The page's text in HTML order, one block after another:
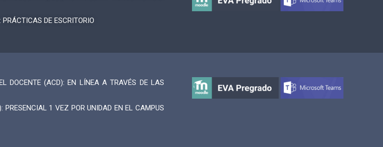
DE ESCRITORIO
DOCENTE (ACD): EN LÍNEA A TRAVÉS DE LAS
1 VEZ POR UNIDAD EN EL CAMPUS